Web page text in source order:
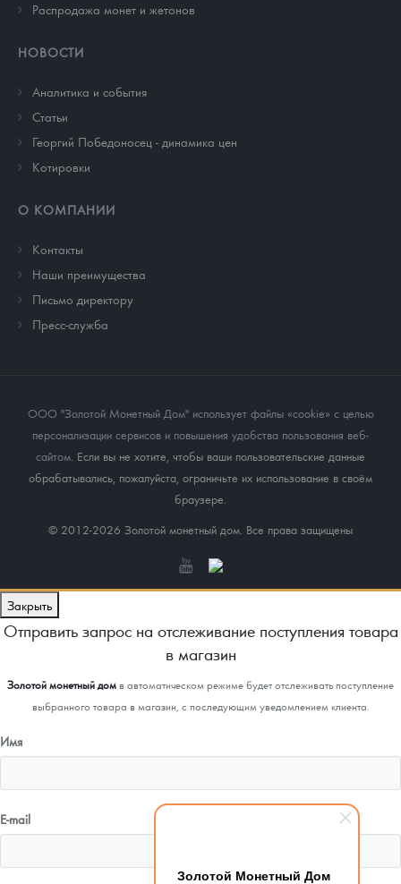
Золотой Монетный Дом
Распродажа монет и жетонов
НОВОСТИ
Аналитика и события
Cтатьи
Георгий Победоносец - динамика цен
Котировки
О КОМПАНИИ
Контакты
Наши преимущества
Письмо директору
Пресс-служба
ООО "Золотой Монетный Дом" использует файлы «cookie» с целью
персонализации сервисов и повышения удобства пользования веб-
сайтом. Если вы не хотите, чтобы ваши пользовательские данные
обрабатывались, пожалуйста, ограничьте их использование в своём
браузере.
© 2012-2026 Золотой монетный дом. Все права защищены
Закрыть
Отправить запрос на отслеживание поступления товара
в магазин
Золотой монетный домв автоматическом режиме будет отслеживать поступление
выбранного товара в магазин, с последующим уведомлением клиента.
Имя
E-mail